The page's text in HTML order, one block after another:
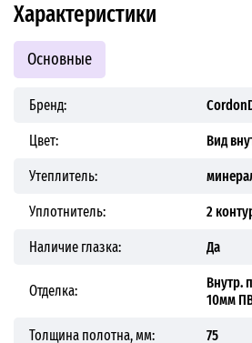
Характеристики
Основные
Бренд:
Цвет: Вид
Утеплитель:
Уплотнитель: 2
Наличие глазка: Да
Отделка:
Внутр.
10мм
Толщина полотна, мм: 75